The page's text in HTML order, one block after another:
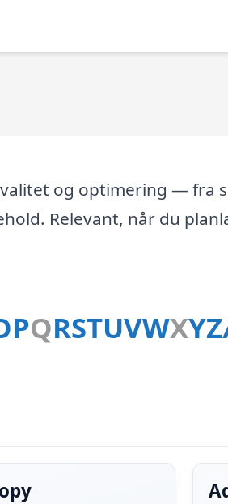
og optimering — fra
Relevant, når du
PQRSTUVWXYZ